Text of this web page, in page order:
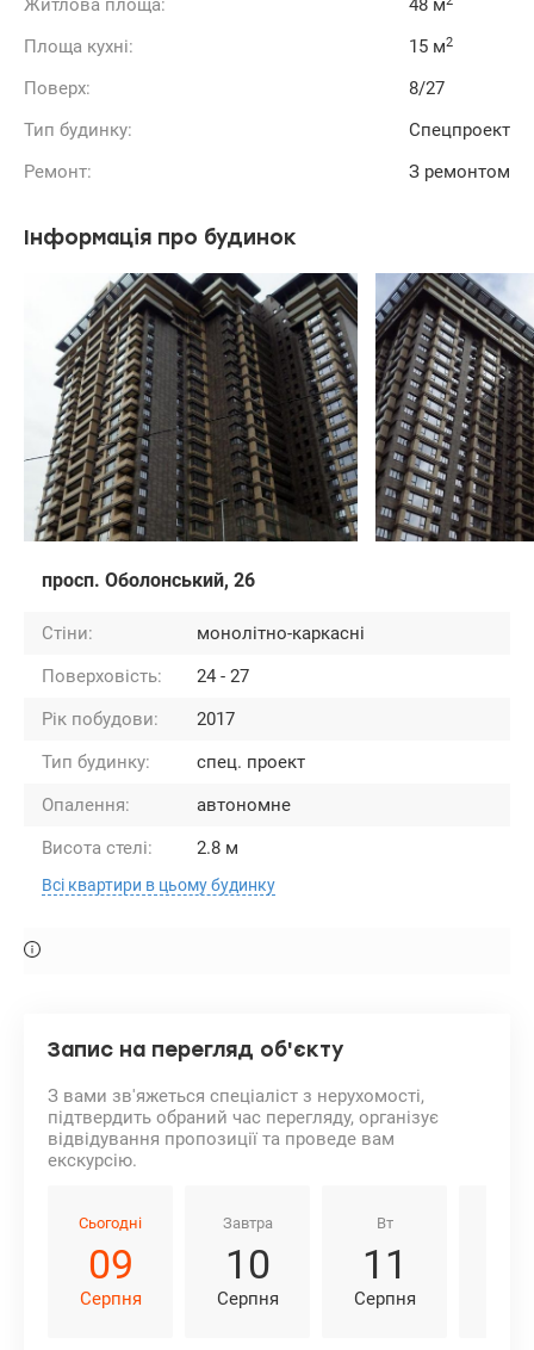
Житлова площа: 48 м
Площа кухні: 15 м2
Поверх:
8/27
Тип будинку:
Спецпроект
Ремонт:
З ремонтом
Інформація про будинок
просп. Оболонський, 26
Стіни:
монолітно-каркасні
Поверховість:
24 - 27
Рік побудови:
2017
Тип будинку:
спец. проект
Опалення:
автономне
Висота стелі:
2.8 м
Всі квартири в цьому будинку
Запис на перегляд об'єкту
З вами зв'яжеться спеціаліст з нерухомості,
підтвердить обраний час перегляду, організує
відвідування пропозиції та проведе вам
екскурсію.
Сьогодні
09
Серпня
Завтра
10
Серпня
Вт
11
Серпня